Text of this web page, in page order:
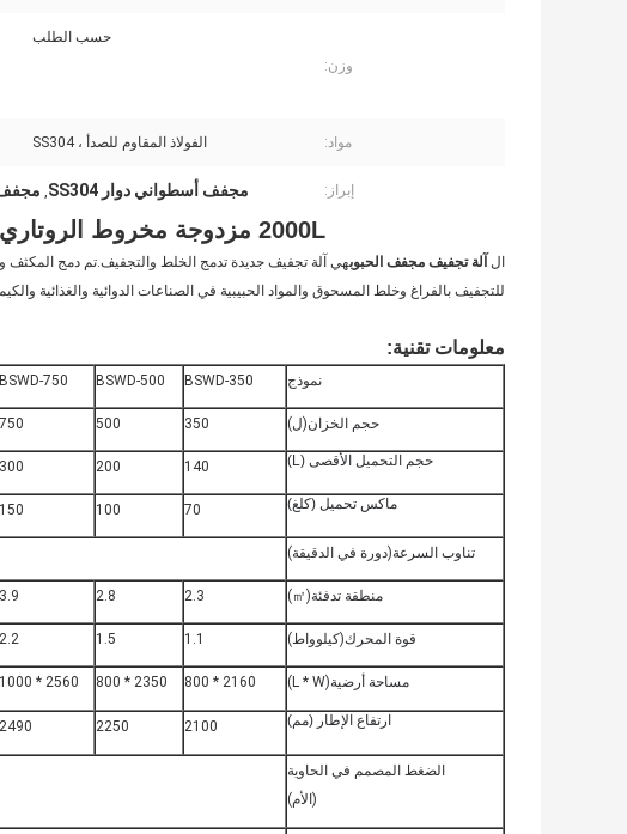
وزن:
حسب الطلب
مواد: الفولاذ المقاوم للصدأ ، SS304
إبراز: مجفف أسطواني دوار SS304 , مجفف
2000L مزدوجة مخروط الروتاري طبل مجفف مسحوق للبيع
ال آلة تجفيف مجفف الحبوبهي آلة تجفيف جديدة تدمج الخلط والتجفيف.تم دمج المكثف
للتجفيف بالفراغ وخلط المسحوق والمواد الحبيبية في الصناعات الدوائية والغذائية
معلومات تقنية:
نموذج BSWD-350
BSWD-500
BSWD-750
حجم الخزان(ل) 350
500
750
حجم التحميل الأقصى (L) 140
200
300
ماكس تحميل (كلغ) 70
100
150
تناوب السرعة(دورة في الدقيقة)
منطقة تدفئة(㎡)
2.3
2.8
3.9
قوة المحرك(كيلوواط) 1.1
1.5
2.2
مساحة أرضية(L * W)
2160 * 800
2350 * 800
2560 * 1000
ارتفاع الإطار (مم) 2100
2250
2490
الضغط المصمم في الحاوية
(الأم)